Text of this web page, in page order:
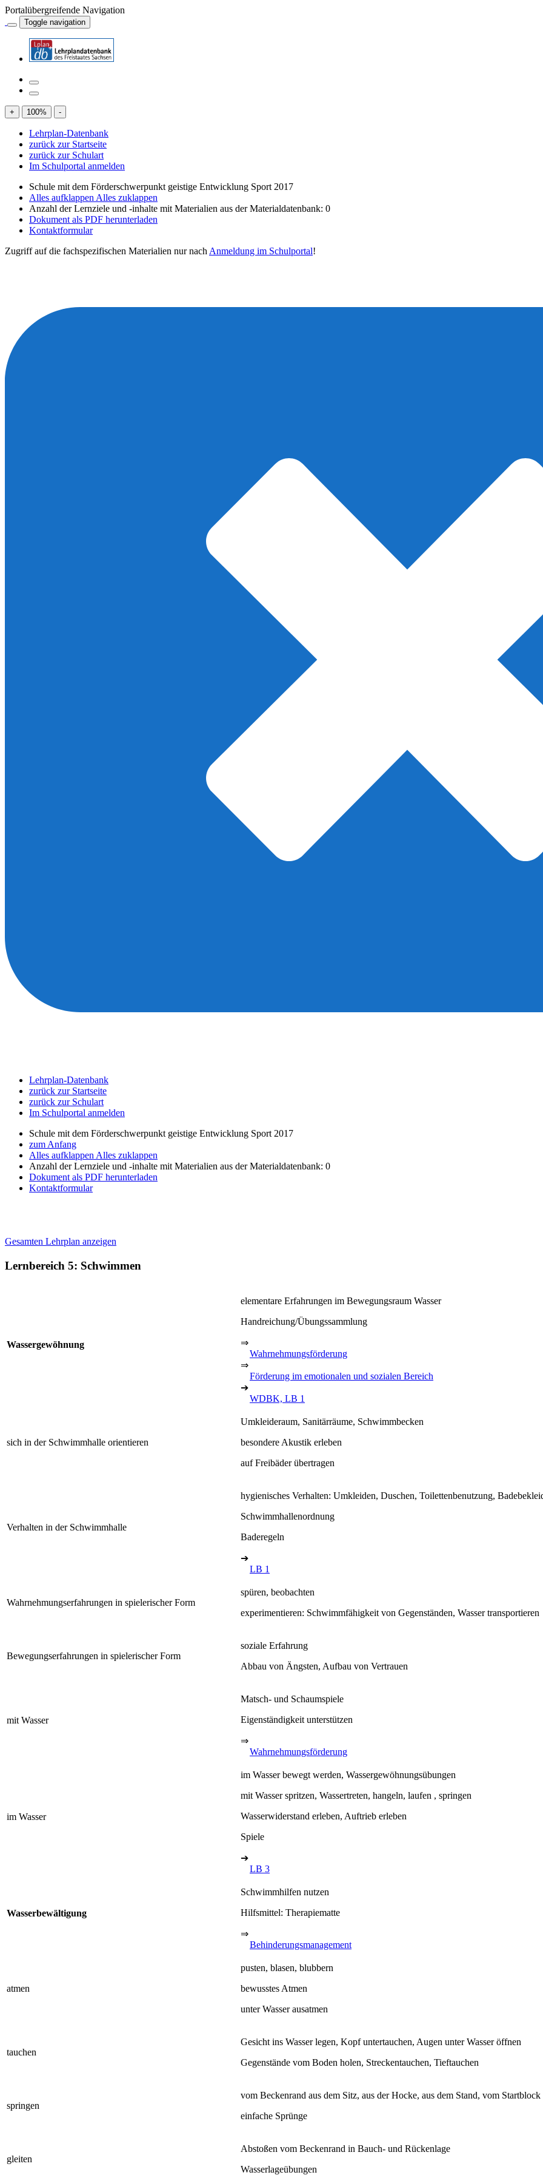
Portalübergreifende Navigation
Toggle navigation
+ 100% -
Lehrplan-Datenbank
zurück zur Startseite
zurück zur Schulart
Im Schulportal anmelden
Schule mit dem Förderschwerpunkt geistige Entwicklung Sport 2017
Alles aufklappen Alles zuklappen
Anzahl der Lernziele und -inhalte mit Materialien aus der Materialdatenbank: 0
Dokument als PDF herunterladen
Kontaktformular
Zugriff auf die fachspezifischen Materialien nur nach Anmeldung im Schulportal!
Lehrplan-Datenbank
zurück zur Startseite
zurück zur Schulart
Im Schulportal anmelden
Schule mit dem Förderschwerpunkt geistige Entwicklung Sport 2017
zum Anfang
Alles aufklappen Alles zuklappen
Anzahl der Lernziele und -inhalte mit Materialien aus der Materialdatenbank: 0
Dokument als PDF herunterladen
Kontaktformular
Gesamten Lehrplan anzeigen
Lernbereich 5: Schwimmen
Wassergewöhnung
elementare Erfahrungen im Bewegungsraum Wasser
Handreichung/Übungssammlung
⇒
Wahrnehmungsförderung
⇒
Förderung im emotionalen und sozialen Bereich
➔
WDBK, LB 1
sich in der Schwimmhalle orientieren
Umkleideraum, Sanitärräume, Schwimmbecken
besondere Akustik erleben
auf Freibäder übertragen
Verhalten in der Schwimmhalle
hygienisches Verhalten: Umkleiden, Duschen, Toilettenbenutzung,
Schwimmhallenordnung
Baderegeln
➔
LB 1
Wahrnehmungserfahrungen in spielerischer Form
spüren, beobachten
experimentieren: Schwimmfähigkeit von Gegenständen, Wasser transportieren
Bewegungserfahrungen in spielerischer Form
soziale Erfahrung
Abbau von Ängsten, Aufbau von Vertrauen
mit Wasser
Matsch- und Schaumspiele
Eigenständigkeit unterstützen
⇒
Wahrnehmungsförderung
im Wasser
im Wasser bewegt werden, Wassergewöhnungsübungen
mit Wasser spritzen, Wassertreten, hangeln, laufen , springen
Wasserwiderstand erleben, Auftrieb erleben
Spiele
➔
LB 3
Wasserbewältigung
Schwimmhilfen nutzen
Hilfsmittel: Therapiematte
⇒
Behinderungsmanagement
atmen
pusten, blasen, blubbern
bewusstes Atmen
unter Wasser ausatmen
tauchen
Gesicht ins Wasser legen, Kopf untertauchen, Augen unter Wasser öffnen
Gegenstände vom Boden holen, Streckentauchen, Tieftauchen
springen
vom Beckenrand aus dem Sitz, aus der Hocke, aus dem Stand, vom Startblock
einfache Sprünge
gleiten
Abstoßen vom Beckenrand in Bauch- und Rückenlage
Wasserlageübungen